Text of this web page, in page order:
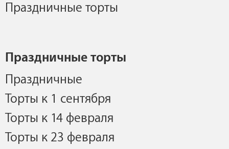
Праздничные торты
Праздничные торты
Праздничные
Торты к 1 сентября
Торты к 14 февраля
Торты к 23 февраля